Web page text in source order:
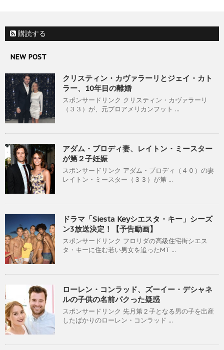
購読する
NEW POST
クリスティン・カヴァラーリとジェイ・カト
ラー、10年目の離婚
スポンサードリンク クリスティン・カヴァラーリ
（３３）が、元プロアメリカンフット ...
アダム・ブロディ妻、レイトン・ミースター
が第２子妊娠
スポンサードリンク アダム・ブロディ（４０）の妻
レイトン・ミースター（３３）が第 ...
ドラマ「Siesta Keyシエスタ・キー」シーズ
ン3放送決定！【予告動画】
スポンサードリンク フロリダの高級住宅街シエス
タ・キーに住む若い男女を追ったMT ...
ローレン・コンラッド、ズーイー・デシャネ
ルの子供の名前パクった疑惑
スポンサードリンク 先月第２子となる男の子を出産
したばかりのローレン・コンラッド ...